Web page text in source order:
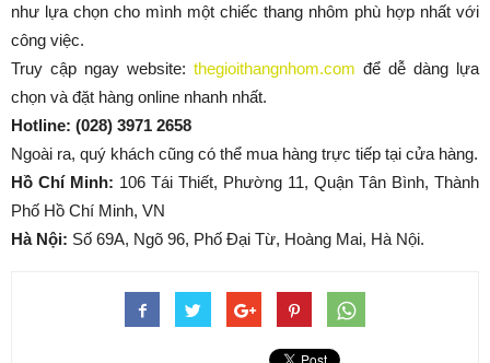
như lựa chọn cho mình một chiếc thang nhôm phù hợp nhất với
công việc.
Truy cập ngay website: thegioithangnhom.com để dễ dàng lựa
chọn và đặt hàng online nhanh nhất.
Hotline: (028) 3971 2658
Ngoài ra, quý khách cũng có thể mua hàng trực tiếp tại cửa hàng.
Hồ Chí Minh: 106 Tái Thiết, Phường 11, Quận Tân Bình, Thành
Phố Hồ Chí Minh, VN
Hà Nội: Số 69A, Ngõ 96, Phố Đại Từ, Hoàng Mai, Hà Nội.